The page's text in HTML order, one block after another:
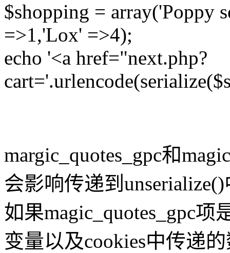
$shopping = array('Poppy
=>1,'Lox' =>4);
echo '<a href="next.php?
margic_quotes_gpc和
会影响传递到
如果magic_quotes_gpc
变量以及cookies中传递